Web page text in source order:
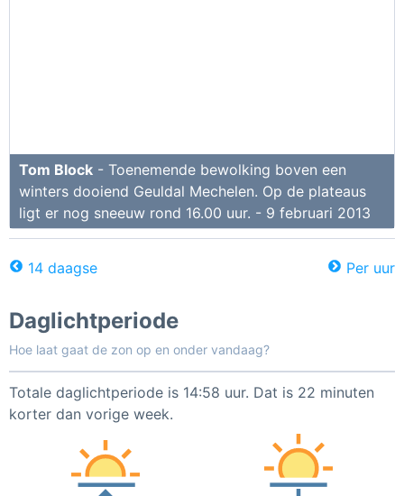
Tom Block - Toenemende bewolking boven een
winters dooiend Geuldal Mechelen. Op de plateaus
ligt er nog sneeuw rond 16.00 uur. - 9 februari 2013
14 daagse Per uur
Daglichtperiode
Hoe laat gaat de zon op en onder vandaag?
Totale daglichtperiode is 14:58 uur. Dat is 22 minuten
korter dan vorige week.